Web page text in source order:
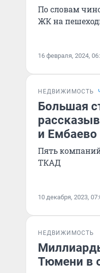
По словам
ЖК на
16 февраля, 2024,
НЕДВИЖИМОСТЬ
Большая
и Ембаево
Пять компаний
ТКАД
10 декабря, 2023,
НЕДВИЖИМОСТЬ
Тюмени в